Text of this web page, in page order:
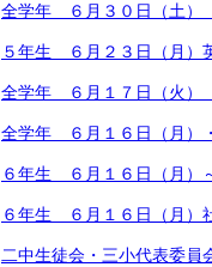
全学年 ６月３０日（土）
５年生 ６月２３日（月）
全学年 ６月１７日（火）
全学年 ６月１６日（月）
６年生 ６月１６日（月）
６年生 ６月１６日（月）
二中生徒会・三小代表委